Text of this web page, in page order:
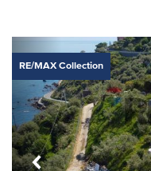
RE/MAX Collection